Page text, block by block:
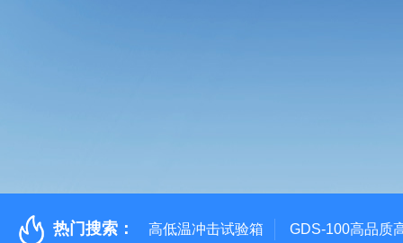
热门搜索： 高低温冲击试验箱 GDS-100高品质